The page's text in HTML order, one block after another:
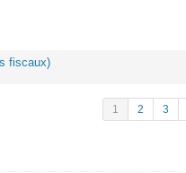
fiscaux)
1 2 3